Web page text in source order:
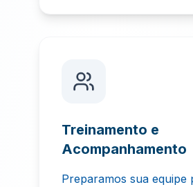
Treinamento e
Acompanhamento
Preparamos sua equipe